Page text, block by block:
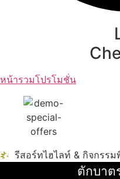
หน้ารวมโปรโมชั่น
รีสอร์ทไฮไลท์ & กิจกรรม
ตักบาต